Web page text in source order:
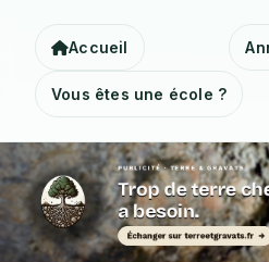
Accueil
Vous êtes une école ?